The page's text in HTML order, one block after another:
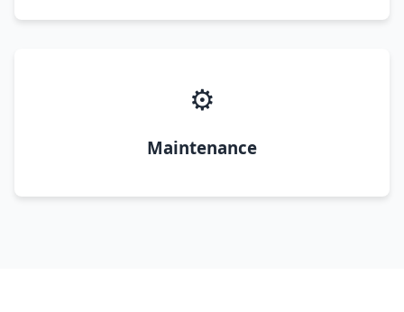
⚙️
Maintenance